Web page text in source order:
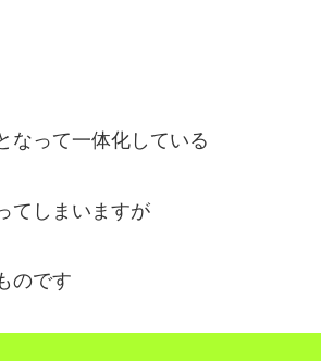
なって一体化している
てしまいますが
のです